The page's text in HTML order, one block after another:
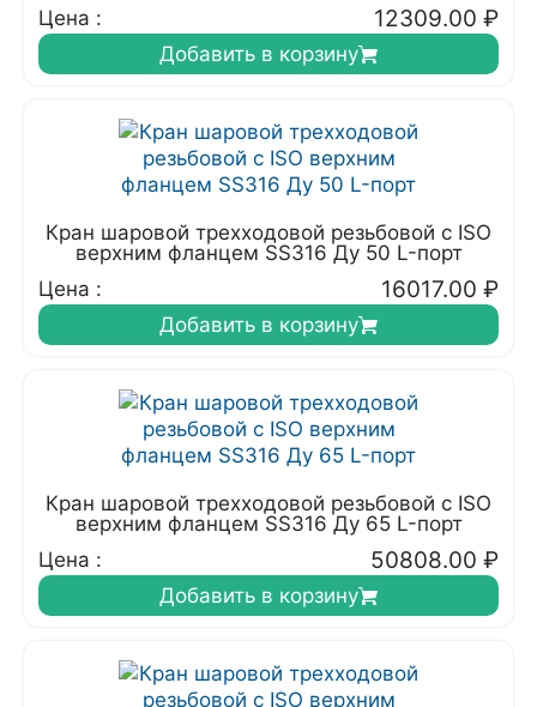
Цена :
12309.00 ₽
Добавить в корзину
Кран шаровой трехходовой резьбовой с ISO
верхним фланцем SS316 Ду 50 L-порт
Цена :
16017.00 ₽
Добавить в корзину
Кран шаровой трехходовой резьбовой с ISO
верхним фланцем SS316 Ду 65 L-порт
Цена :
50808.00 ₽
Добавить в корзину